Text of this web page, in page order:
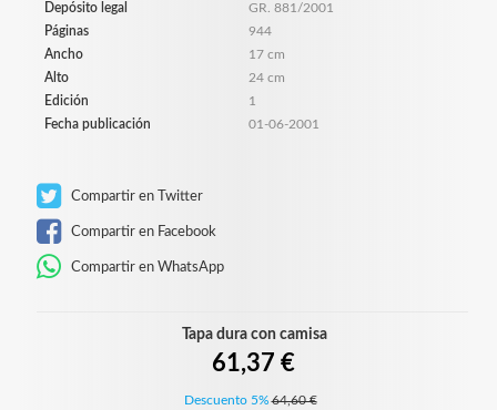
Depósito legal
GR. 881/2001
Páginas
944
Ancho
17 cm
Alto
24 cm
Edición
1
Fecha publicación
01-06-2001
Compartir en Twitter
Compartir en Facebook
Compartir en WhatsApp
Tapa dura con camisa
61,37 €
Descuento 5% 64,60 €